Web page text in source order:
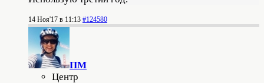
14 Ноя'17 в 11:13 #124580
ПМ
Центр